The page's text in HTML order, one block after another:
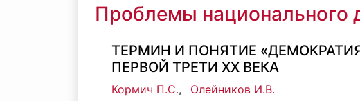
Проблемы национального
ТЕРМИН И ПОНЯТИЕ
ПЕРВОЙ ТРЕТИ ХХ ВЕКА
Кормич П.С.,
Олейников И.В.